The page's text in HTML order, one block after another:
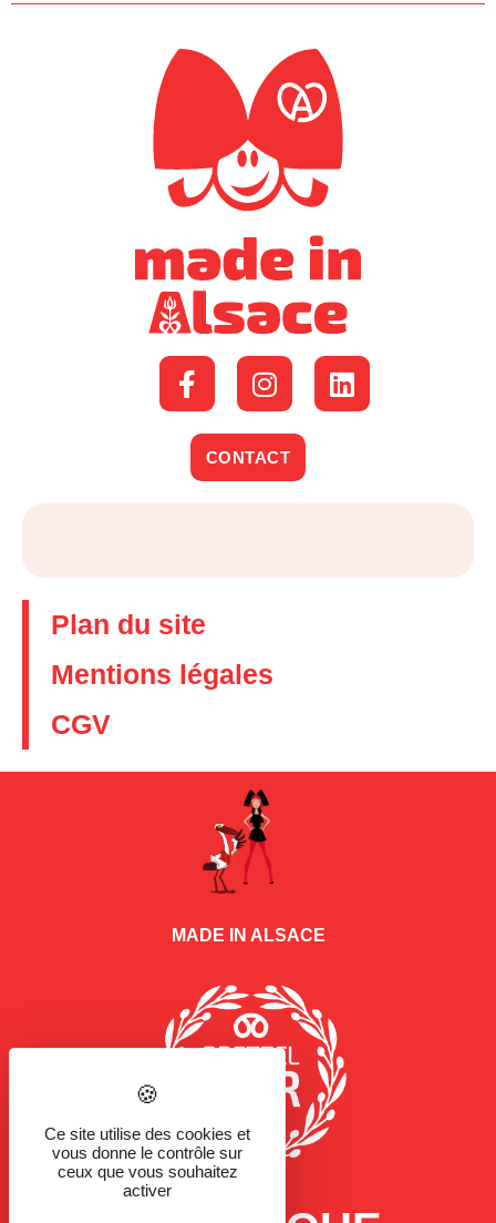
CONTACT
Plan du site
Mentions légales
CGV
MADE IN ALSACE
Ce site utilise des cookies et
vous donne le contrôle sur
ceux que vous souhaitez
activer